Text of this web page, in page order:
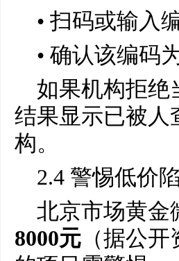
• 扫码或输入
• 确认该编码
如果机构拒绝
结果显示已被人
构。
2.4 警惕低价
北京市场黄金
8000元 （据公